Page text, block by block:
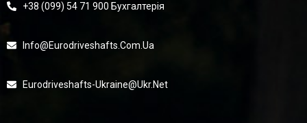
+38 (099) 54 71 900 Бухгалтерія
Info@eurodriveshafts.com.ua
Eurodriveshafts-Ukraine@ukr.net